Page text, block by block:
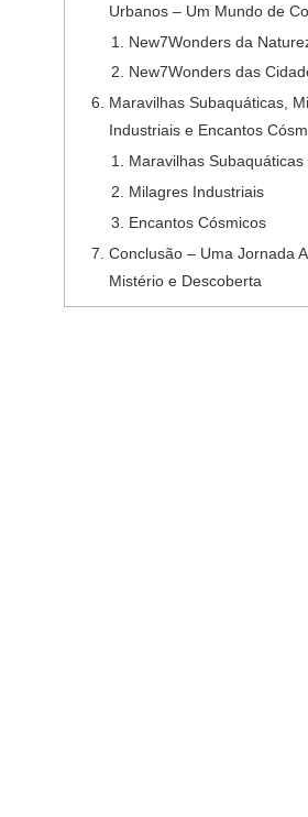
Urbanos – Um Mundo de
New7Wonders da
New7Wonders das
Maravilhas Subaquáticas,
Industriais e Encantos
Maravilhas Subaquáticas
Milagres Industriais
Encantos Cósmicos
Conclusão – Uma Jornada
Mistério e Descoberta